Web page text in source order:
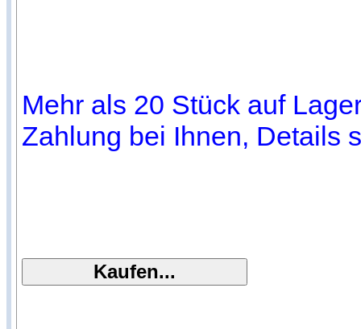
Mehr als 20 Stück auf
Zahlung bei Ihnen, Details